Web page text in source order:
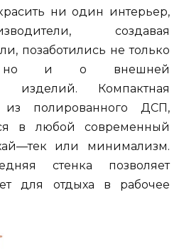
ни один интерьер,
, создавая
, позаботились не только
но и о
внешней
изделий. Компактная
из полированного ДСП,
в любой
современный
—тек или минимализм.
стенка
позволяет
для отдыха в
рабочее